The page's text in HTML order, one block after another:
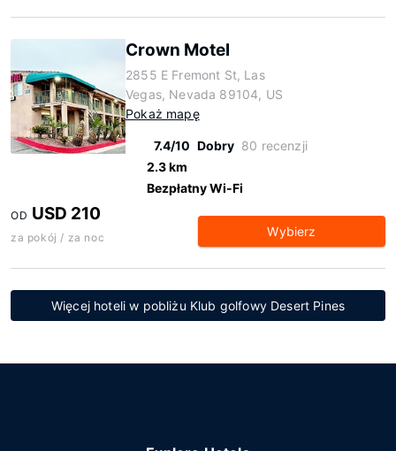
Crown Motel
2855 E Fremont St, Las
Vegas, Nevada 89104, US
Pokaż mapę
7.4/10 Dobry 80 recenzji
2.3 km
Bezpłatny Wi-Fi
OD USD 210
za pokój / za noc Wybierz
Więcej hoteli w pobliżu Klub golfowy Desert Pines